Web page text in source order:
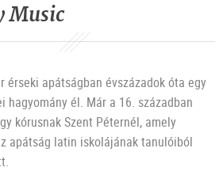
Music
érseki apátságban évszázadok óta egy
hagyomány él. Már a 16. században
kórusnak Szent Péternél, amely
apátság latin iskolájának tanulóiból